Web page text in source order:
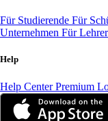
Für Studierende Für
Unternehmen Für
Help
Help CenterPremium